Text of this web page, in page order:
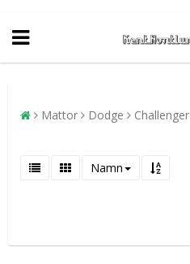
Mattor Dodge Challenger
Namn